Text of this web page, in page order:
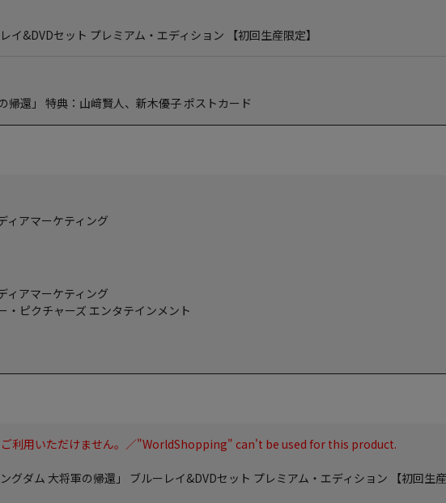
イ&DVDセット プレミアム・エディション 【初回生産限定】
帰還」 特典：山﨑賢人、新木優子 ポストカード
ィアマーケティング
ィアマーケティング
・ピクチャーズ エンタテインメント
利用いただけません。／"WorldShopping" can't be used for this product.
ダム 大将軍の帰還」 ブルーレイ&DVDセット プレミアム・エディション 【初回生